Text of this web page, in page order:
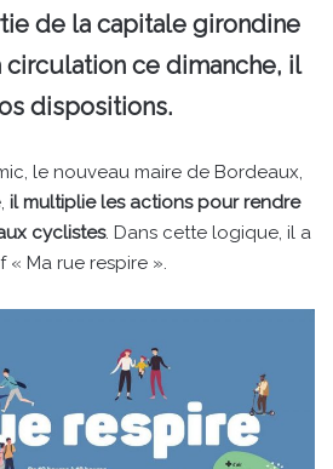
de la capitale girondine
circulation ce dimanche, il
dispositions.
le nouveau maire de Bordeaux,
il multiplie les actions pour rendre
cyclistes. Dans cette logique, il a
Ma rue respire ».